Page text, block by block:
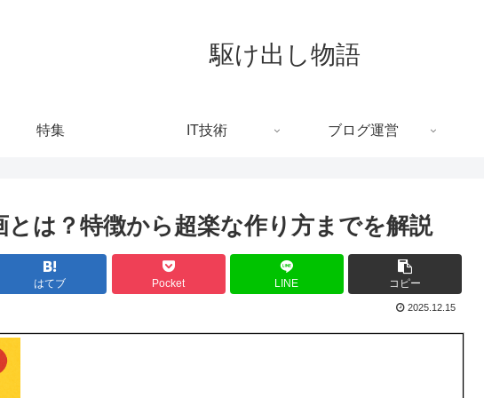
駆け出し物語
特集 IT技術 ブログ運営
とは？特徴から超楽な作り方までを解説
はてブ Pocket LINE コピー
2025.12.15